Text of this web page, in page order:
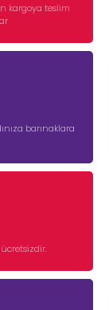
kargoya teslim
barınaklara